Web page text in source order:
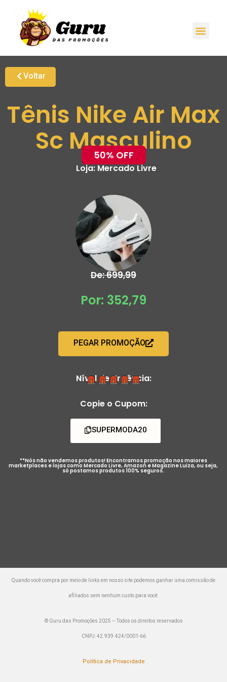
Voltar
Tênis Nike Air Max
Sc Masculino
50% OFF
Loja:Mercado Livre
De: 699,99
Por: 352,79
PEGAR PROMOÇÃO
Nível de Urgência:
Copie o Cupom:
SUPERMODA20
**Nós não vendemos produtos! Encontramos promoção nos maiores
marketplaces e lojas como Mercado Livre, Amazon e Magazine Luiza, ou seja,
só postamos produtos 100% seguros.
Quando você compra por meio de links em nosso site podemos ganhar uma comissão de
afiliados sem nenhum custo para você.
© Guru das Promoções 2025 – Todos os direitos reservados
CNPJ: 42.939.424/0001-66
Política de Privacidade